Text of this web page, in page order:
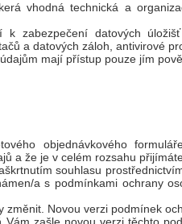
vhodná technická a
k zabezpečení datových
a datových záloh, antivirové
mají přístup pouze jím
objednávkového
a že je v celém rozsahu
souhlasu
a s podmínkami ochrany
změnit. Novou verzi podmínek